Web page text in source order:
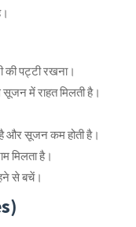
की पट्टी रखना।
में राहत मिलती है।
और सूजन कम होती है।
मिलता है।
से बचें।